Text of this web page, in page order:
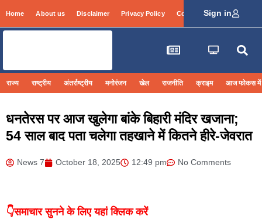
Home About us Disclaimer Privacy Policy Contact Info Login
Sign in
राज्य राष्ट्रीय अंतर्राष्ट्रीय मनोरंजन खेल राजनीति क्राइम आज फोकस में
धनतेरस पर आज खुलेगा बांके बिहारी मंदिर खजाना;
54 साल बाद पता चलेगा तहखाने में कितने हीरे-जेवरात
News 7 October 18, 2025 12:49 pm No Comments
👇समाचार सुनने के लिए यहां क्लिक करें